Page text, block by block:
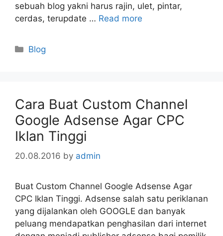
sebuah blog yakni harus rajin, ulet, pintar,
cerdas, terupdate … Read more
Categories
Blog
Cara Buat Custom Channel
Google Adsense Agar CPC
Iklan Tinggi
20.08.2016 by admin
Buat Custom Channel Google Adsense Agar
CPC Iklan Tinggi. Adsense salah satu periklanan
yang dijalankan oleh GOOGLE dan banyak
peluang mendapatkan penghasilan dari internet